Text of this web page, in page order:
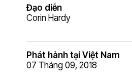
Đạo diễn
Corin Hardy
Phát hành tại Việt Nam
07 Tháng 09, 2018